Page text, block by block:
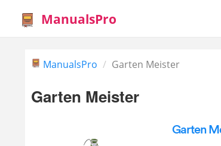
ManualsPro
ManualsPro Garten Meister
Garten Meister
Garten